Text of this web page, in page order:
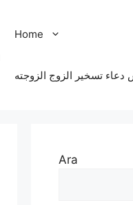
Home
دعاء تسخير الزوج الزوجته
Ara